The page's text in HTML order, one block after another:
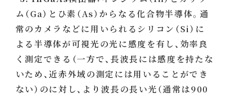
ム（Ga）とひ素（As）からなる化合物半導体。通
常のカメラなどに用いられるシリコン（Si）に
よる半導体が可視光の光に感度を有し、効率良
く測定できる（一方で、長波長には感度を持たな
いため、近赤外域の測定には用いることができ
ない）のに対し、より波長の長い光（通常は900